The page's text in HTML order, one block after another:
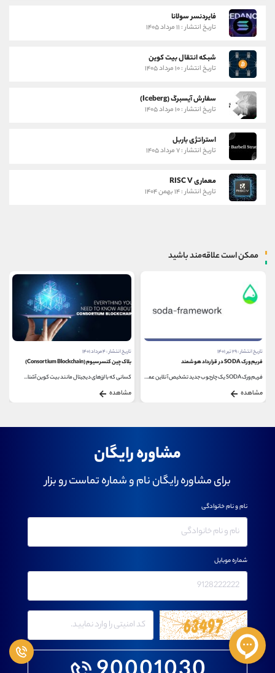
فایردنسر سولانا
تاریخ انتشار : ۱۱ مرداد ۱۴۰۵
شبکه انتقال بیت کوین
تاریخ انتشار : ۱۰ مرداد ۱۴۰۵
سفارش آیسبرگ (Iceberg)
تاریخ انتشار : ۱۰ مرداد ۱۴۰۵
استراتژی باربل
تاریخ انتشار : ۷ مرداد ۱۴۰۵
معماری RISC V
تاریخ انتشار : ۱۴ بهمن ۱۴۰۴
ممکن است علاقه‌مند باشید
تاریخ انتشار : ۲۹ تیر ۱۴۰۱
فریم ورک SODA در قرارداد هوشمند
فریم ورک SODA یک چارچوب جدید تشخیص آنلاین عمومی...
مشاهده
تاریخ انتشار : ۴ مرداد ۱۴۰۱
بلاک چین کنسرسیوم (Consortium Blockchain)
کسانی که با ارزهای دیجیتال مانند بیت کوین آشنا...
مشاهده
مشاوره رایگان
برای مشاوره رایگان نام و شماره تماست رو بزار
نام و نام خانوادگی
شماره موبایل